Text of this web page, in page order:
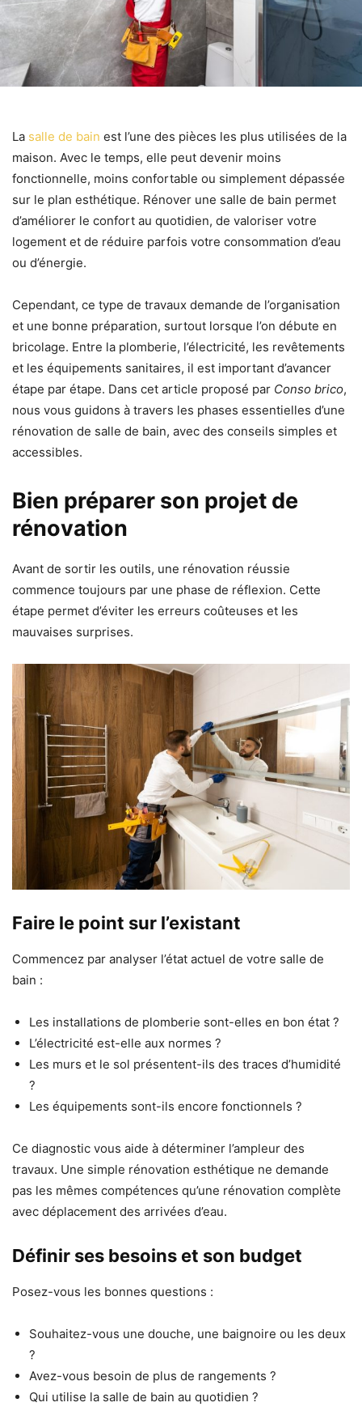
La salle de bain est l’une des pièces les plus utilisées de la
maison. Avec le temps, elle peut devenir moins
fonctionnelle, moins confortable ou simplement dépassée
sur le plan esthétique. Rénover une salle de bain permet
d’améliorer le confort au quotidien, de valoriser votre
logement et de réduire parfois votre consommation d’eau
ou d’énergie.
Cependant, ce type de travaux demande de l’organisation
et une bonne préparation, surtout lorsque l’on débute en
bricolage. Entre la plomberie, l’électricité, les revêtements
et les équipements sanitaires, il est important d’avancer
étape par étape. Dans cet article proposé par Conso brico,
nous vous guidons à travers les phases essentielles d’une
rénovation de salle de bain, avec des conseils simples et
accessibles.
Bien préparer son projet de
rénovation
Avant de sortir les outils, une rénovation réussie
commence toujours par une phase de réflexion. Cette
étape permet d’éviter les erreurs coûteuses et les
mauvaises surprises.
Faire le point sur l’existant
Commencez par analyser l’état actuel de votre salle de
bain :
Les installations de plomberie sont-elles en bon état ?
L’électricité est-elle aux normes ?
Les murs et le sol présentent-ils des traces d’humidité
?
Les équipements sont-ils encore fonctionnels ?
Ce diagnostic vous aide à déterminer l’ampleur des
travaux. Une simple rénovation esthétique ne demande
pas les mêmes compétences qu’une rénovation complète
avec déplacement des arrivées d’eau.
Définir ses besoins et son budget
Posez-vous les bonnes questions :
Souhaitez-vous une douche, une baignoire ou les deux
?
Avez-vous besoin de plus de rangements ?
Qui utilise la salle de bain au quotidien ?